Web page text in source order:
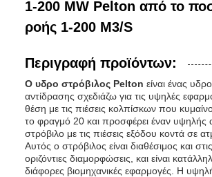
1-200 MW Pelton από το
ροής 1-200 M3/S
Περιγραφή προϊόντων:
Ο υδρο στρόβιλος Pelton είναι ένας
αντίδρασης σχεδιάζω για τις υψηλές
θέση με τις πιέσεις κολπίσκων που
το φραγμό 20 και προσφέρει έναν υψηλής
στρόβιλο με τις πιέσεις εξόδου κοντά σε
Αυτός ο στρόβιλος είναι διαθέσιμος και
οριζόντιες διαμορφώσεις, και είναι
διάφορες βιομηχανικές εφαρμογές. Η